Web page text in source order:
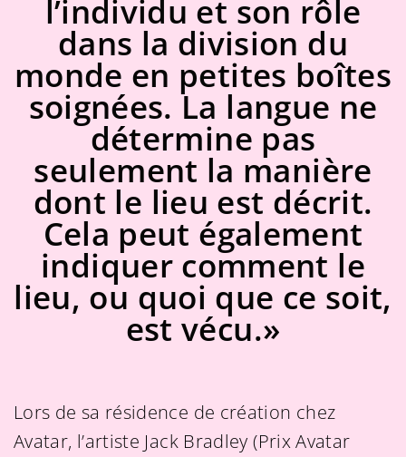
l’individu et son rôle
dans la division du
monde en petites boîtes
soignées. La langue ne
détermine pas
seulement la manière
dont le lieu est décrit.
Cela peut également
indiquer comment le
lieu, ou quoi que ce soit,
est vécu.»
Lors de sa résidence de création chez
Avatar, l’artiste Jack Bradley (Prix Avatar